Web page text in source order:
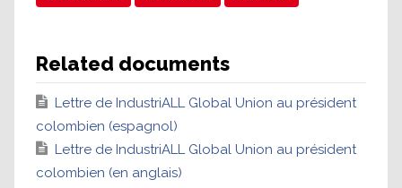
Related documents
Lettre de IndustriALL Global Union au président
colombien (espagnol)
Lettre de IndustriALL Global Union au président
colombien (en anglais)